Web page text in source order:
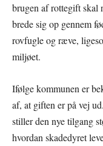
brugen af rottegift skal
brede sig op gennem
rovfugle og ræve,
miljøet.
Ifølge kommunen er
af, at giften er på vej
stiller den nye tilgang
hvordan skadedyret